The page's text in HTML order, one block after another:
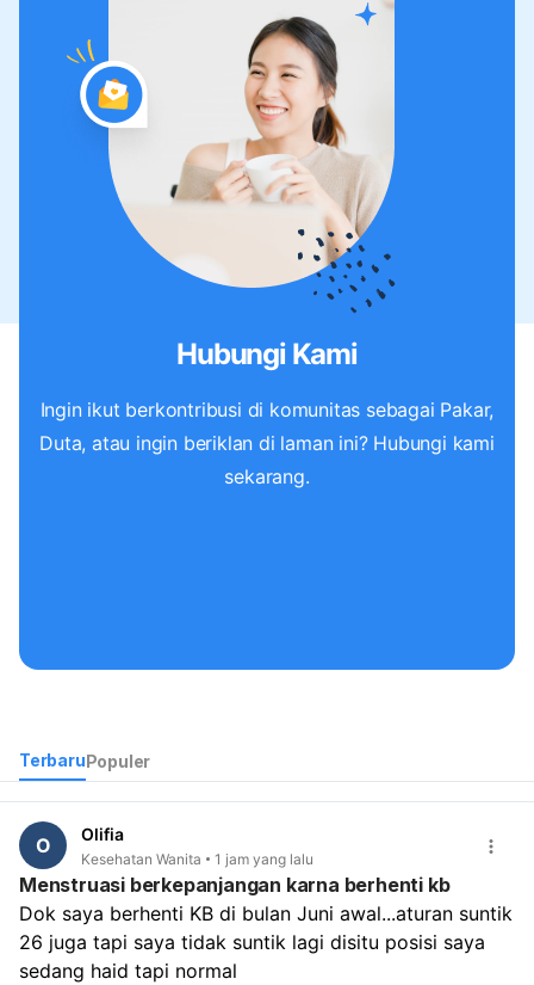
Hubungi Kami
Ingin ikut berkontribusi di komunitas sebagai Pakar,
Duta, atau ingin beriklan di laman ini? Hubungi kami
sekarang.
TerbaruPopuler
O Olifia
Kesehatan Wanita 1 jam yang lalu
Menstruasi berkepanjangan karna berhenti kb
Dok saya berhenti KB di bulan Juni awal...aturan suntik
26 juga tapi saya tidak suntik lagi disitu posisi saya
sedang haid tapi normal